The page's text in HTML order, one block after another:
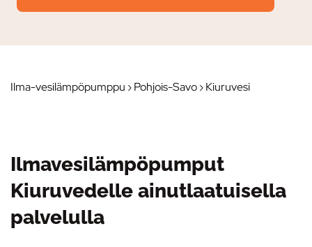
Ilma-vesilämpöpumppu ›Pohjois-Savo› Kiuruvesi
Ilmavesilämpöpumput
Kiuruvedelle ainutlaatuisella
palvelulla